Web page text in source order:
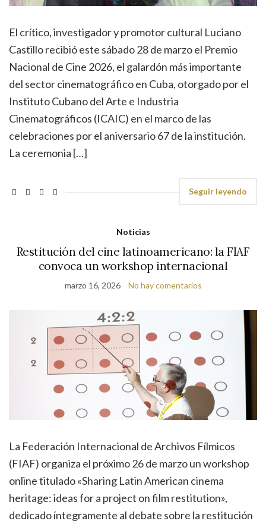
El crítico, investigador y promotor cultural Luciano
Castillo recibió este sábado 28 de marzo el Premio
Nacional de Cine 2026, el galardón más importante
del sector cinematográfico en Cuba, otorgado por el
Instituto Cubano del Arte e Industria
Cinematográficos (ICAIC) en el marco de las
celebraciones por el aniversario 67 de la institución.
La ceremonia […]
Seguir leyendo
Noticias
Restitución del cine latinoamericano: la FIAF
convoca un workshop internacional
marzo 16, 2026 No hay comentarios
La Federación Internacional de Archivos Fílmicos
(FIAF) organiza el próximo 26 de marzo un workshop
online titulado «Sharing Latin American cinema
heritage: ideas for a project on film restitution»,
dedicado íntegramente al debate sobre la restitución